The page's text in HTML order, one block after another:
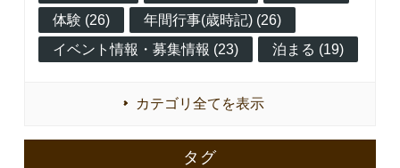
体験 (26)
年間行事(歳時記) (26)
イベント情報・募集情報 (23)
泊まる (19)
カテゴリ全てを表示
タグ